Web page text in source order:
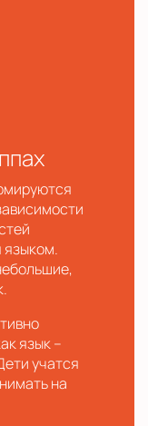
языком.
язык –
учатся
на